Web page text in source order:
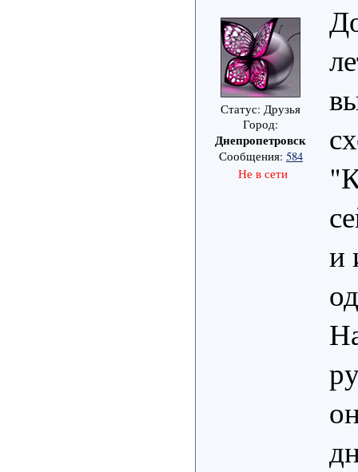
Статус: Друзья
Город:
Днепропетровск
Сообщения: 584
Не в сети
и